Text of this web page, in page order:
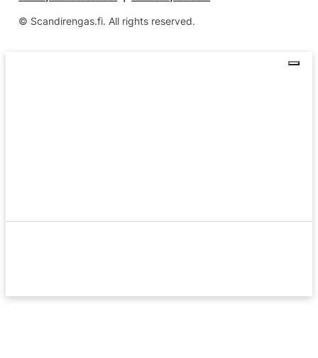
© Scandirengas.fi. All rights reserved.